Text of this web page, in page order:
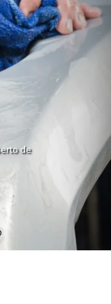
de